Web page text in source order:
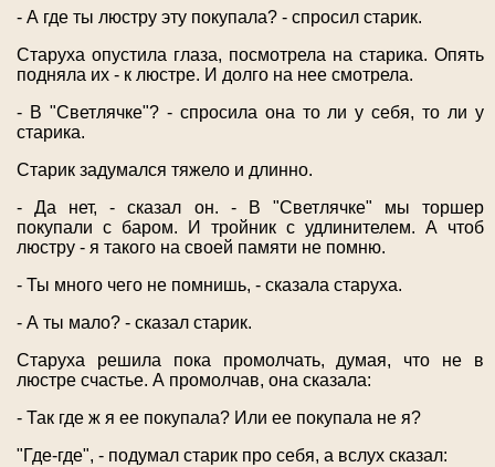
- А где ты люстру эту покупала? - спросил старик.
Старуха опустила глаза, посмотрела на старика. Опять
подняла их - к люстре. И долго на нее смотрела.
- В "Светлячке"? - спросила она то ли у себя, то ли у
старика.
Старик задумался тяжело и длинно.
- Да нет, - сказал он. - В "Светлячке" мы торшер
покупали с баром. И тройник с удлинителем. А чтоб
люстру - я такого на своей памяти не помню.
- Ты много чего не помнишь, - сказала старуха.
- А ты мало? - сказал старик.
Старуха решила пока промолчать, думая, что не в
люстре счастье. А промолчав, она сказала:
- Так где ж я ее покупала? Или ее покупала не я?
"Где-где", - подумал старик про себя, а вслух сказал: